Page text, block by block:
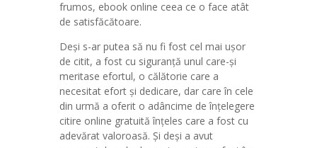
frumos, ebook online ceea ce o face atât
de satisfăcătoare.
Deși s-ar putea să nu fi fost cel mai ușor
de citit, a fost cu siguranță unul care-și
meritase efortul, o călătorie care a
necesitat efort și dedicare, dar care în cele
din urmă a oferit o adâncime de înțelegere
citire online gratuită înțeles care a fost cu
adevărat valoroasă. Și deși a avut